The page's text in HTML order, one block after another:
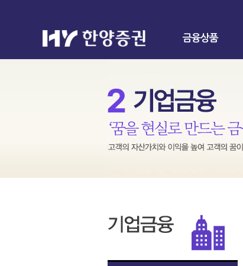
금융상품